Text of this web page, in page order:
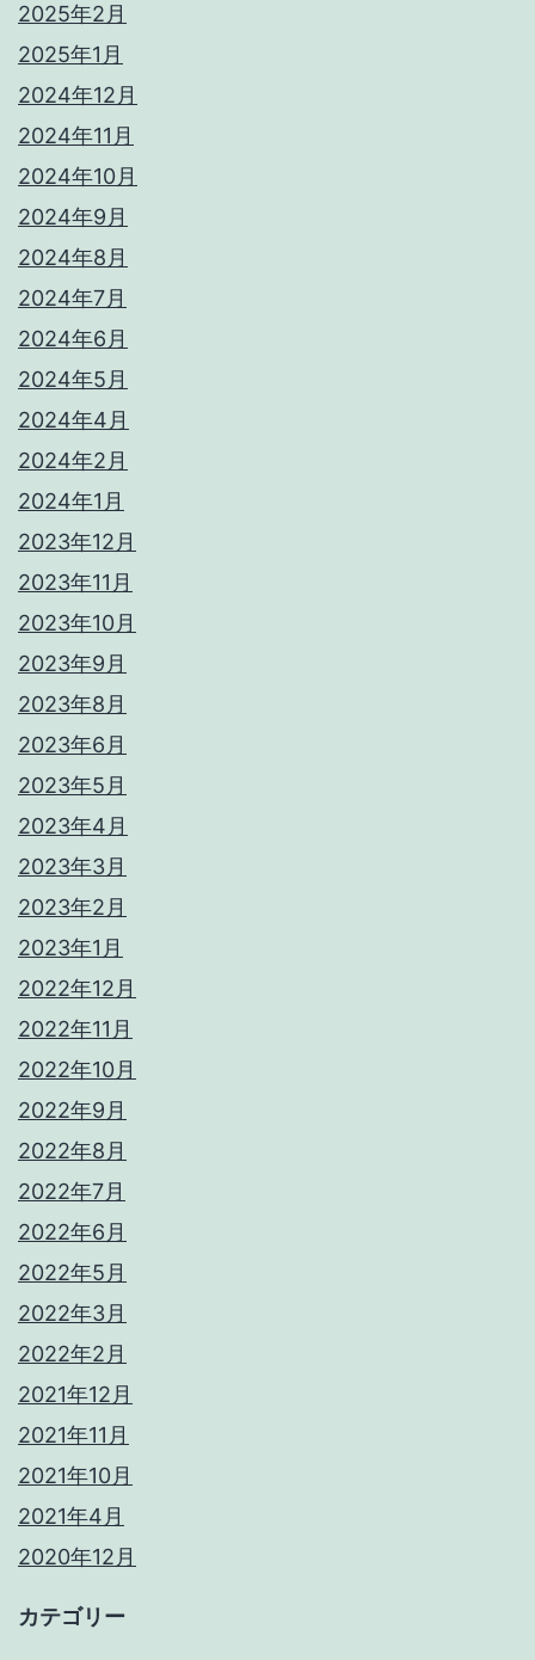
2025年2月
2025年1月
2024年12月
2024年11月
2024年10月
2024年9月
2024年8月
2024年7月
2024年6月
2024年5月
2024年4月
2024年2月
2024年1月
2023年12月
2023年11月
2023年10月
2023年9月
2023年8月
2023年6月
2023年5月
2023年4月
2023年3月
2023年2月
2023年1月
2022年12月
2022年11月
2022年10月
2022年9月
2022年8月
2022年7月
2022年6月
2022年5月
2022年3月
2022年2月
2021年12月
2021年11月
2021年10月
2021年4月
2020年12月
カテゴリー